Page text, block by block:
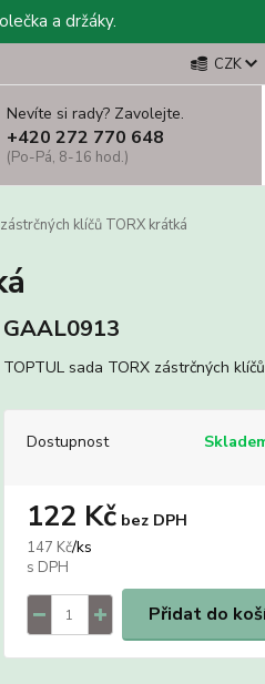
a držáky.
CZK
Nevíte si rady? Zavolejte.
+420 272 770 648
(Po-Pá, 8-16 hod.)
klíčů TORX krátká
GAAL0913
TOPTUL sada TORX zástrčných
Dostupnost
147 Kč/ks
122 Kč bez DPH
Přidat do